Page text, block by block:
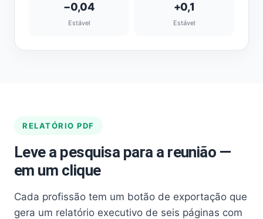
−0,04
Estável
+0,1
Estável
RELATÓRIO PDF
Leve a pesquisa para a reunião —
em um clique
Cada profissão tem um botão de exportação que
gera um relatório executivo de seis páginas com